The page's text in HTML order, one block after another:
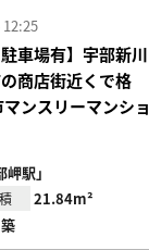
車場有】宇部新川
商店街近くで格
ンスリーマンショ
駅」
21.84m²